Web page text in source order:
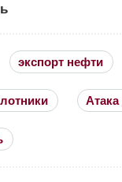
экспорт нефти